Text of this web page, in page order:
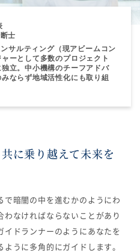
士
サルティング（現アビームコン
ーとして多数のプロジェクト
立。中小機構のチーフアドバ
ならず地域活性化にも取り組
に乗り越えて未来を
暗闇の中を進むかのようにわ
なければならないことがあり
イドランナーのようにあなたを
うに多角的にガイドします。